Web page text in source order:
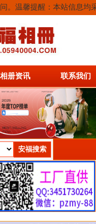
温馨提醒：本站信息
册资讯 联系我们